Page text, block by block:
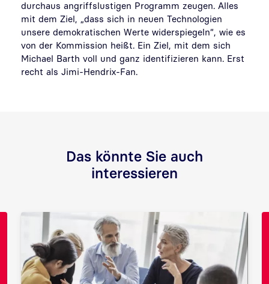
durchaus angriffslustigen Programm zeugen. Alles
mit dem Ziel, „dass sich in neuen Technologien
unsere demokratischen Werte widerspiegeln“, wie es
von der Kommission heißt. Ein Ziel, mit dem sich
Michael Barth voll und ganz identifizieren kann. Erst
recht als Jimi-Hendrix-Fan.
Das könnte Sie auch
interessieren